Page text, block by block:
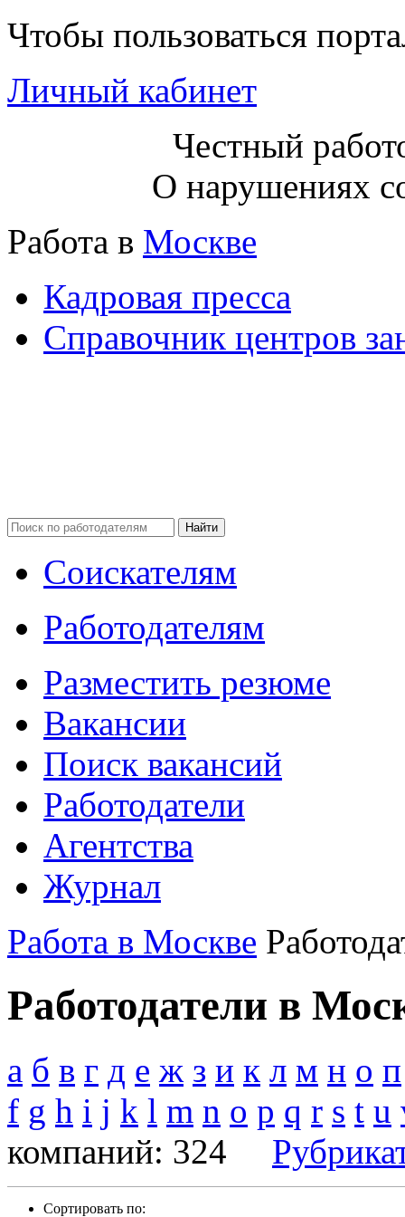
Чтобы пользоваться
Личный кабинет
Честный
О нарушениях
Работа в Москве
Кадровая пресса
Справочник центров
Соискателям
Работодателям
Разместить резюме
Вакансии
Поиск вакансий
Работодатели
Агентства
Журнал
Работа в Москве
Работодатели в
а б в г д е ж з и к л м н о п
f g h i j k l m n o p q r s t u
компаний: 324
Сортировать по: